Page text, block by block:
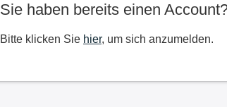
Sie haben bereits einen
Bitte klicken Sie hier, um sich anzumelden.